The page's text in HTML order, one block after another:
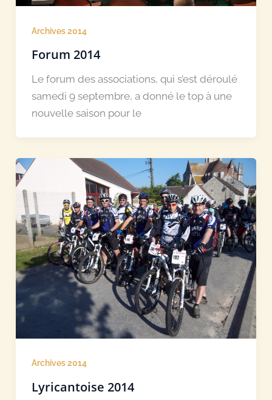
Archives 2014
Forum 2014
Le forum des associations, qui s’est déroulé
samedi 9 septembre, a donné le top à une
nouvelle saison pour le
Archives 2014
Lyricantoise 2014